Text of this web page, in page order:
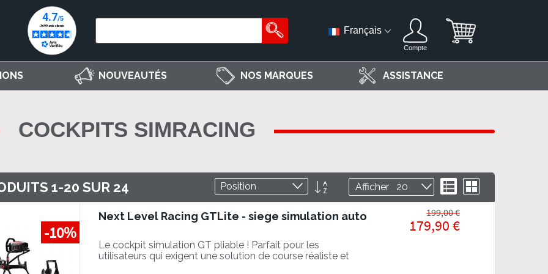
Français
Compte
NOUVEAUTÉS NOS MARQUES ASSISTANCE
COCKPITS SIMRACING
1-20 SUR 24 Par
ordre
Afficher ListeGrille
-10%
Next Level Racing GTLite - siege simulation auto
Le cockpit simulation GT pliable ! Parfait pour les
utilisateurs qui exigent une solution de course réaliste et
179,90 €
199,00 €